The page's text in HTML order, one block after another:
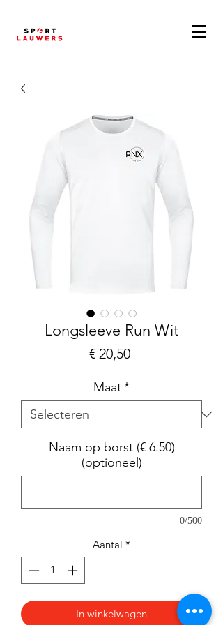
Longsleeve Run Wit
€ 20,50Prijs
Maat*
Naam op borst (€ 6.50)
(optioneel)
0/500
Aantal *
In winkelwagen